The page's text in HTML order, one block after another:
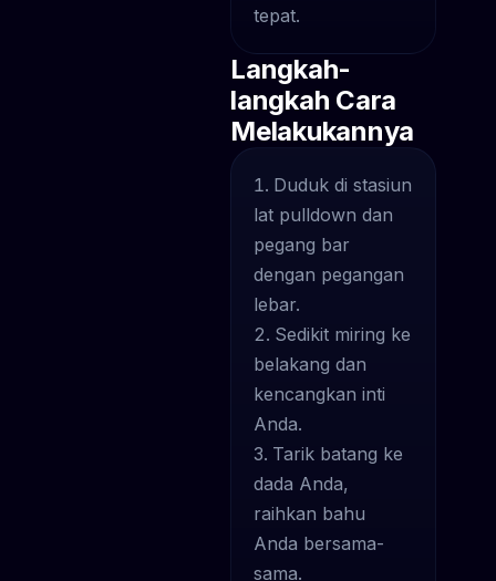
tepat.
Langkah-
langkah Cara
Melakukannya
Duduk di stasiun
lat pulldown dan
pegang bar
dengan pegangan
lebar.
Sedikit miring ke
belakang dan
kencangkan inti
Anda.
Tarik batang ke
dada Anda,
raihkan bahu
Anda bersama-
sama.